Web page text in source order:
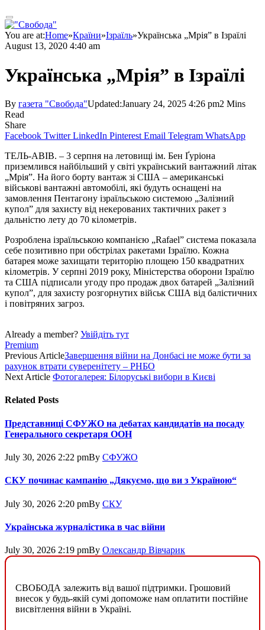
You are at:Home»Країни»Ізраїль»Українська „Мрія” в Ізраїлі
August 13, 2020 4:40 am
Українська „Мрія” в Ізраїлі
By газета "Свобода"Updated:January 24, 2025 4:26 pm2 Mins
Read
Share
Facebook Twitter LinkedIn Pinterest Email Telegram WhatsApp
ТЕЛЬ-АВІВ. – 3 серпня на летовищі ім. Бен Ґуріона
приземлився найбільший у світі український вантажний літак
„Мрія”. На його борту вантаж зі США – американські
військові вантажні автомобілі, які будуть оснащені на
замовлення Пентагону ізраїльською системою „Залізний
купол” для захисту від некерованих тактичних ракет з
дальністю лету до 70 кілометрів.
Розроблена ізраїльською компанією „Rafael” система показала
себе позитивно при обстрілах ракетами Ізраїлю. Кожна
батарея може захищати територію площею 150 квадратних
кілометрів. У серпні 2019 року, Міністерства оборони Ізраїлю
та США підписали угоду про продаж двох батарей „Залізний
купол”, для захисту розгорнутих військ США від балістичних
і повітряних загроз.
Already a member? Увійдіть тут
Premium
Previous ArticleЗавершення війни на Донбасі не може бути за
рахунок втрати суверенітету – РНБО
Next Article Фотогалерея: Білоруські вибори в Києві
Related Posts
Представниці СФУЖО на дебатах кандидатів на посаду
Генерального секретаря ООН
July 30, 2026 2:22 pmBy СФУЖО
СКУ починає кампанію „Дякуємо, що ви з Україною“
July 30, 2026 2:20 pmBy СКУ
Українська журналістика в час війни
July 30, 2026 2:19 pmBy Олександр Вівчарик
СВОБОДА залежить від вашої підтримки. Грошовий
внесок у будь-якій сумі допоможе нам оплатити постійне
висвітлення війни в Україні.